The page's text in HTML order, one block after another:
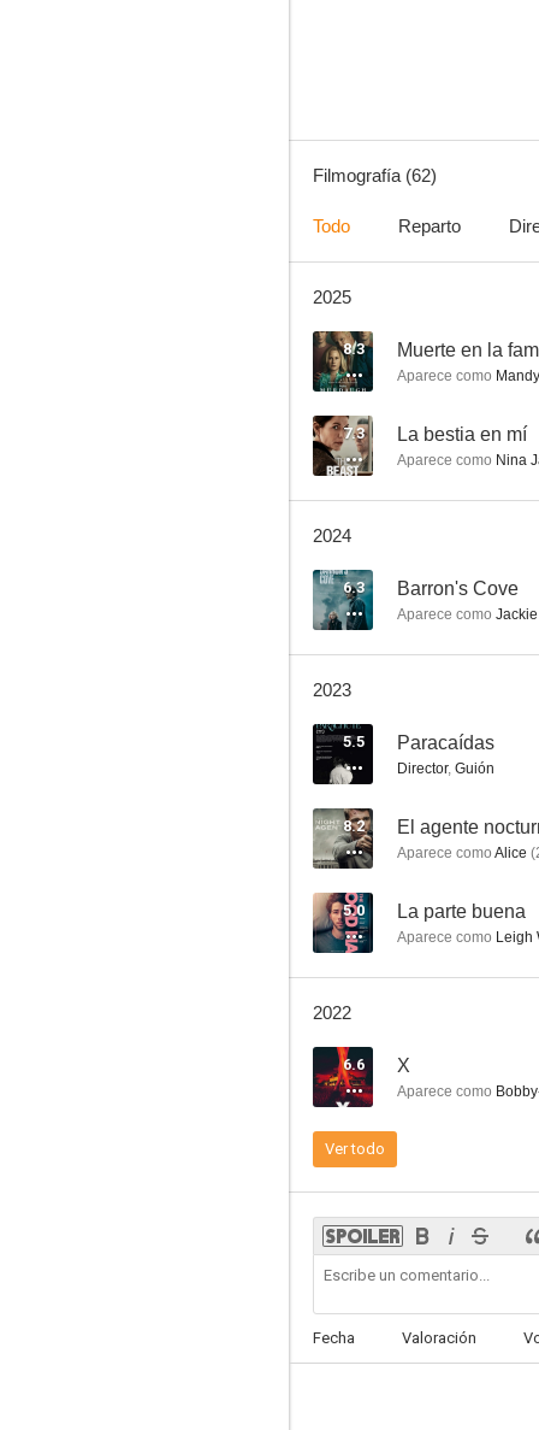
7.2
Dando la nota 3
6.6
Un canguro superduro
9.3
Harry's Law
8.3
Filmografía (62)
Todo Reparto
2025
8.3 Muerte en la
Aparece como
7.3 La bestia en mí
Aparece como Nina
2024
6.3 Barron's Cove
Aparece como Jackie
2023
5.5 Paracaídas
Director, Guión
8.2 El agente
Aparece como Alice (
5.0 La parte buena
Aparece como Leigh
2022
6.6 X
Aparece como
Ver todo
Fecha Valoración